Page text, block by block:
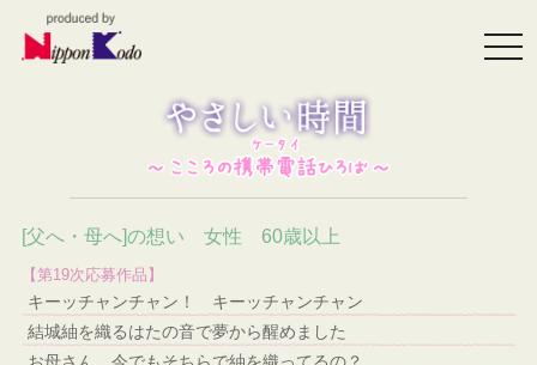
[父へ・母へ]の想い 女性 60歳以上
【第19次応募作品】
キーッチャンチャン！ キーッチャンチャン
結城紬を織るはたの音で夢から醒めました